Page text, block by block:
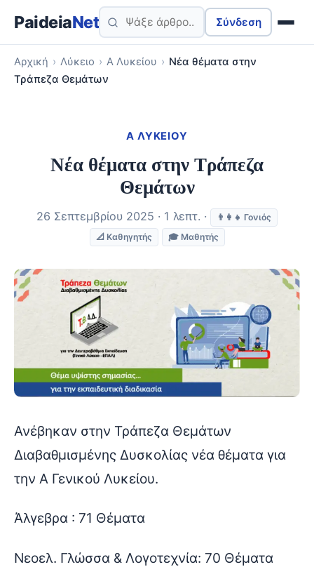
PaideiaNet Σύνδεση
Αρχική › Λύκειο › Α Λυκείου › Νέα θέματα στην
Τράπεζα Θεμάτων
Α ΛΥΚΕΊΟΥ
Νέα θέματα στην Τράπεζα
Θεμάτων
26 Σεπτεμβρίου 2025 · 1 λεπτ. ·
👨‍👩‍👧 Γονιός
📐 Καθηγητής
🎓 Μαθητής
Ανέβηκαν στην Τράπεζα Θεμάτων
Διαβαθμισμένης Δυσκολίας νέα θέματα για
την Α Γενικού Λυκείου.
Άλγεβρα : 71 Θέματα
Νεοελ. Γλώσσα & Λογοτεχνία: 70 Θέματα